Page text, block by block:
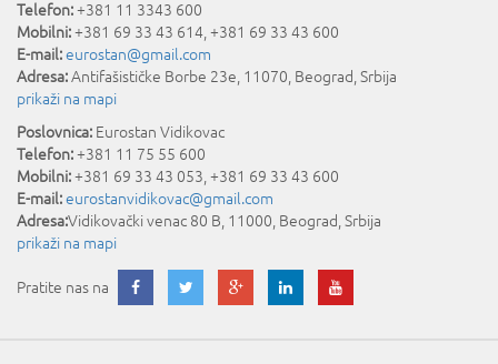
Telefon:+381 11 3343 600
Mobilni:+381 69 33 43 614, +381 69 33 43 600
E-mail:eurostan@gmail.com
Adresa:Antifašističke Borbe 23e, 11070, Beograd,Srbija
prikaži na mapi
Poslovnica: Eurostan Vidikovac
Telefon:+381 11 75 55 600
Mobilni:+381 69 33 43 053, +381 69 33 43 600
E-mail:eurostanvidikovac@gmail.com
Adresa:Vidikovački venac 80 B, 11000, Beograd,Srbija
prikaži na mapi
Pratite nas na